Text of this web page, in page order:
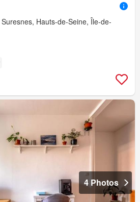
Hauts-de-Seine, Île-de-
4 Photos